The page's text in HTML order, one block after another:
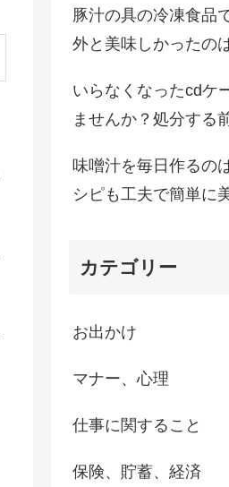
豚汁の具の冷凍食品
外と美味しかったの
いらなくなったcdケ
ませんか？処分する
味噌汁を毎日作るの
シピも工夫で簡単に
カテゴリー
お出かけ
マナー、心理
仕事に関すること
保険、貯蓄、経済